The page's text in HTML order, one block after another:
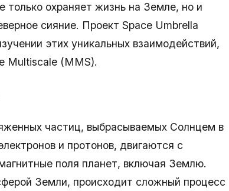
только охраняет жизнь на Земле, но и
сияние. Проект Space Umbrella
этих уникальных взаимодействий,
Multiscale (MMS).
частиц, выбрасываемых Солнцем в
и протонов, двигаются с
поля планет, включая Землю.
Земли, происходит сложный процесс